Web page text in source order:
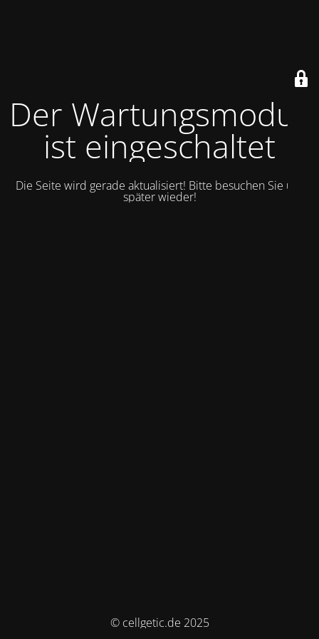
Der Wartungsmodus
ist eingeschaltet
Die Seite wird gerade aktualisiert! Bitte besuchen Sie uns
später wieder!
© cellgetic.de 2025